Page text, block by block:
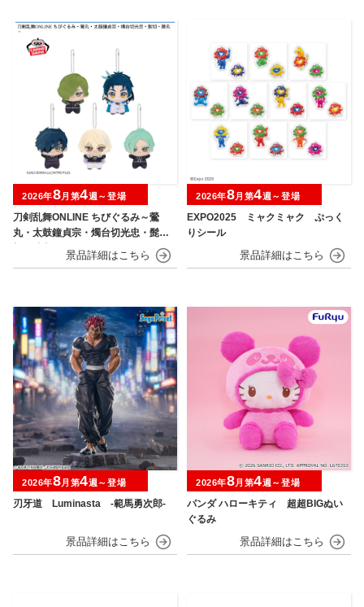
刀剣乱舞ONLINE ちびぐるみ～鶯
丸・太鼓鐘貞宗・燭台切光忠・髭
2026年8月第4週～登場
EXPO2025 ミャクミャク ぷっく
りシール
2026年8月第4週～登場
刃牙道 Luminasta ‐範馬勇次郎‐
2026年8月第4週～登場
パンダ ハローキティ 超超BIGぬい
ぐるみ
2026年8月第4週～登場